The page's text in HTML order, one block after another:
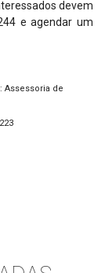
devem
e agendar um
Assessoria de